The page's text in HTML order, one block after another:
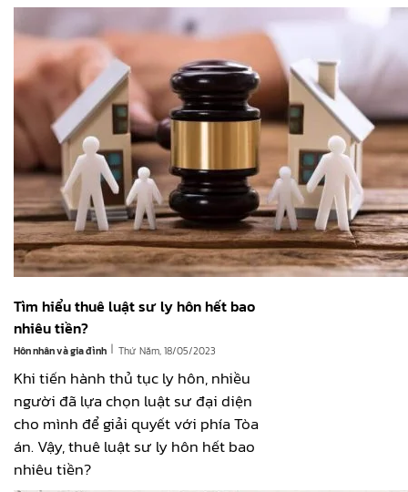
Tìm hiểu thuê luật sư ly hôn hết bao
nhiêu tiền?
Hôn nhân và gia đình | Thứ Năm, 18/05/2023
Khi tiến hành thủ tục ly hôn, nhiều
người đã lựa chọn luật sư đại diện
cho mình để giải quyết với phía Tòa
án. Vậy, thuê luật sư ly hôn hết bao
nhiêu tiền?